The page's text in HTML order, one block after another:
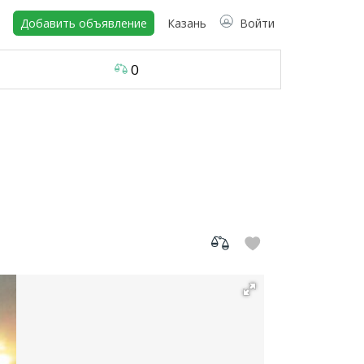
Добавить объявление Казань Войти
0